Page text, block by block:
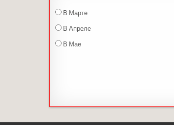
В Марте
В Апреле
В Мае